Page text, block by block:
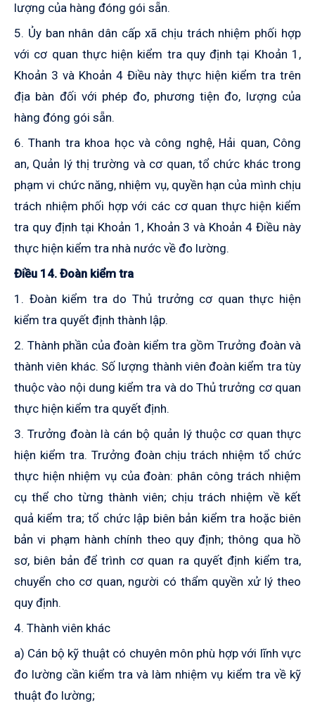
lượng của hàng đóng gói sẵn.
5. Ủy ban nhân dân cấp xã chịu trách nhiệm phối hợp
với cơ quan thực hiện kiểm tra quy định tại Khoản 1 ,
Khoản 3 và Khoản 4Điều này thực hiện kiểm tra trên
địa bàn đối với phép đo, phương tiện đo, lượng của
hàng đóng gói sẵn.
6. Thanh tra khoa học và công nghệ, Hải quan, Công
an, Quản lý thị trường và cơ quan, tổ chức khác trong
phạm vi chức năng, nhiệm vụ, quyền hạn của mình chịu
trách nhiệm phối hợp với các cơ quan thực hiện kiểm
tra quy định tại Khoản 1 , Khoản 3 và Khoản4 Điều này
thực hiện kiểm tra nhà nước về đo lường.
Điều 14. Đoàn kiểm tra
1. Đoàn kiểm tra do Thủ trưởng cơ quan thực hiện
kiểm tra quyết định thành lập.
2. Thành phần của đoàn kiểm tra gồm Trưởng đoàn và
thành viên khác. Số lượng thành viên đoàn kiểm tra tùy
thuộc vào nội dung kiểm tra và do Thủ trưởng cơ quan
thực hiện kiểm tra quyết định.
3. Trưởng đoàn là cán bộ quản lý thuộc cơ quan thực
hiện kiểm tra. Trưởng đoàn chịu trách nhiệm tổ chức
thực hiện nhiệm vụ của đoàn: phân công trách nhiệm
cụ thể cho từng thành viên; chịu trách nhiệm về kết
quả kiểm tra; tổ chức lập biên bản kiểm tra hoặc biên
bản vi phạm hành chính theo quy định; thông qua hồ
sơ, biên bản để trình cơ quan ra quyết định kiểm tra,
chuyển cho cơ quan, người có thẩm quyền xử lý theo
quy định.
4. Thành viên khác
a) Cán bộ kỹ thuật có chuyên môn phù hợp với lĩnh vực
đo lường cần kiểm tra và làm nhiệm vụ kiểm tra về kỹ
thuật đo lường;